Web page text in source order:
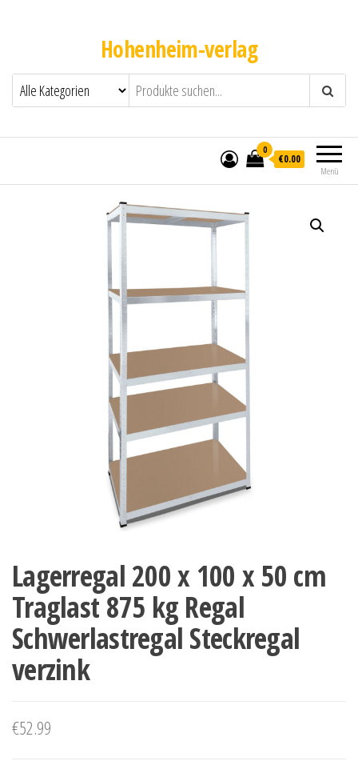
Hohenheim-verlag
Menü
0
€0.00
Lagerregal 200 x 100 x 50 cm
Traglast 875 kg Regal
Schwerlastregal Steckregal
verzink
€52.99